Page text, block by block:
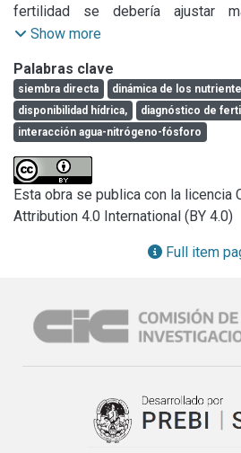
fertilidad se debería ajustar
conocimiento detallado de la
Show more
Palabras clave
siembra directa dinámica de los
disponibilidad hídrica,
diagnóstico de
interacción agua-nitrógeno-fósforo
Esta obra se publica con la licencia
Attribution 4.0 International (BY 4.0)
Full item